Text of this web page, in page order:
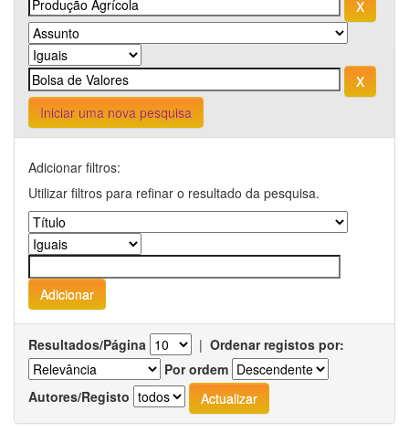
Iniciar uma nova pesquisa
Adicionar filtros:
Utilizar filtros para refinar o resultado da pesquisa.
Resultados/Página | Ordenar registos por:
Por ordem
Autores/Registo